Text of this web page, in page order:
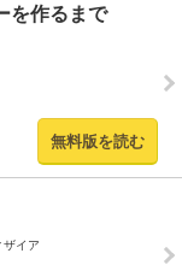
を作るまで
無料版を読む
ザイア